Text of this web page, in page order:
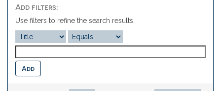
Add filters:
Use filters to refine the search results.